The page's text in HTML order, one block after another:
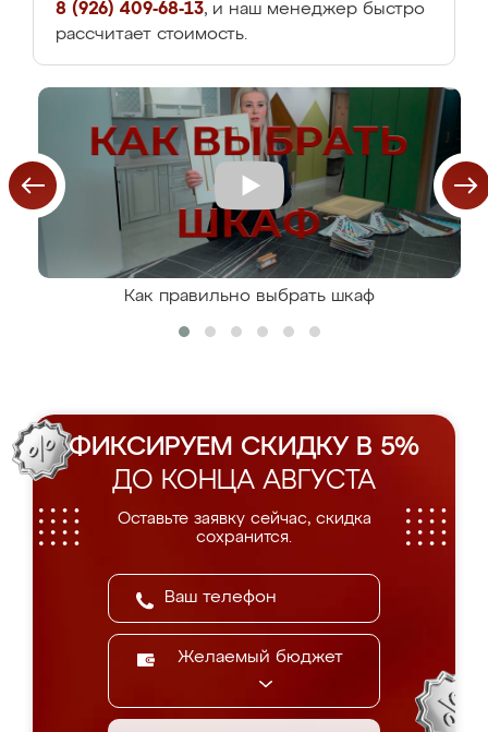
8 (926) 409-68-13, и наш менеджер быстро
рассчитает стоимость.
Как правильно выбрать шкаф
ФИКСИРУЕМ СКИДКУ В 5%
ДО КОНЦА АВГУСТА
Оставьте заявку сейчас, скидка
сохранится.
Желаемый бюджет